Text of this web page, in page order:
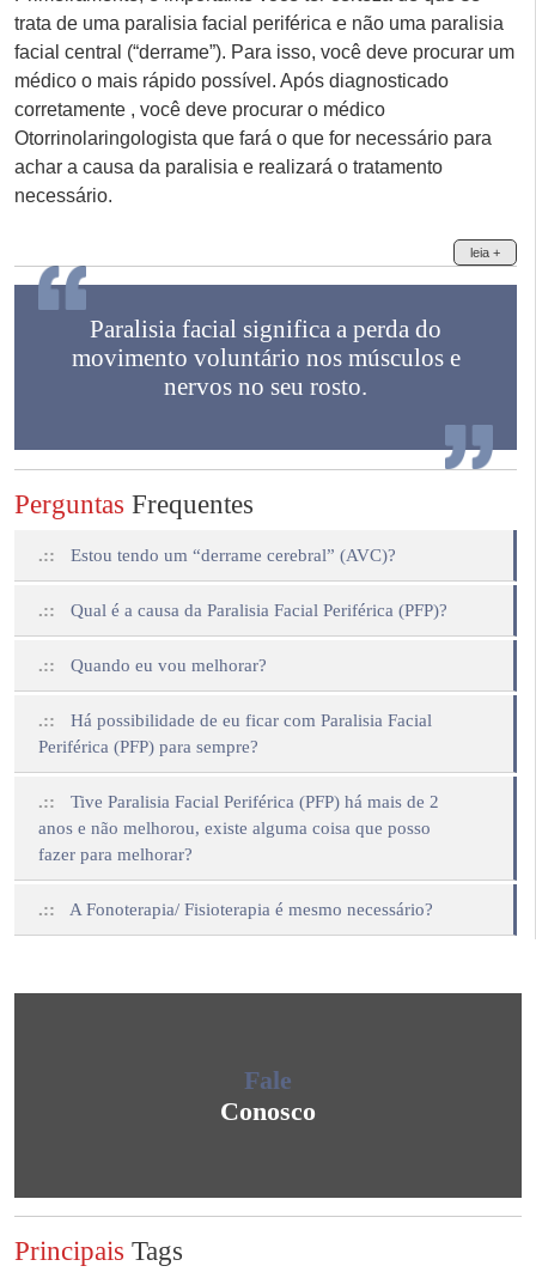
trata de uma paralisia facial periférica e não uma paralisia
facial central (“derrame”). Para isso, você deve procurar um
médico o mais rápido possível. Após diagnosticado
corretamente , você deve procurar o médico
Otorrinolaringologista que fará o que for necessário para
achar a causa da paralisia e realizará o tratamento
necessário.
leia +
Paralisia facial significa a perda do
movimento voluntário nos músculos e
nervos no seu rosto.
Perguntas Frequentes
.:: Estou tendo um “derrame cerebral” (AVC)?
.:: Qual é a causa da Paralisia Facial Periférica (PFP)?
.:: Quando eu vou melhorar?
.::
Há possibilidade de eu ficar com Paralisia Facial
Periférica (PFP) para sempre?
.::
Tive Paralisia Facial Periférica (PFP) há mais de 2
anos e não melhorou, existe alguma coisa que posso
fazer para melhorar?
.:: A Fonoterapia/ Fisioterapia é mesmo necessário?
Fale
Conosco
Principais Tags